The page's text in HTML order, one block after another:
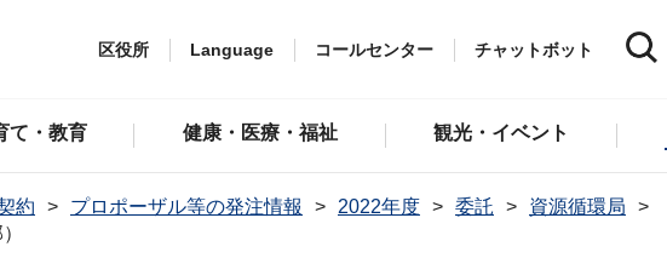
区役所 Language コールセンター チャットボット
て・教育 健康・医療・福祉 観光・イベント
約 プロポーザル等の発注情報 2022年度 委託
資源循環局